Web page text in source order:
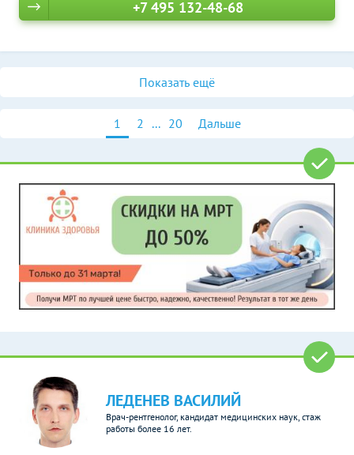
+7 495 132-48-68
Показать ещё
1 2 ... 20 Дальше
ЛЕДЕНЕВ ВАСИЛИЙ
Врач-рентгенолог, кандидат медицинских наук, стаж
работы более 16 лет.